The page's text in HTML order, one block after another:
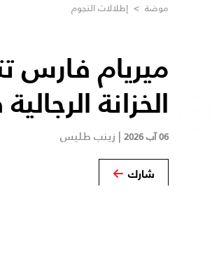
موضة > إطلالات النجوم
ميريام فارس
الخزانة
06 آب 2026 | زينب طليس
شارك